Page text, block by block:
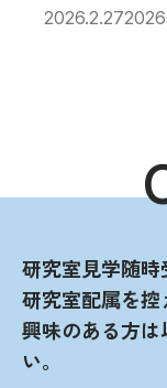
研究室見学随時
研究室配属を控
興味のある方
い。